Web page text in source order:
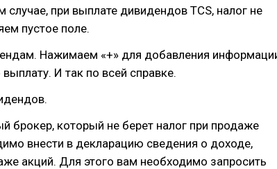
случае, при выплате дивидендов TCS, налог не
пустое поле.
Нажимаем «+» для добавления
И так по всей справке.
брокер, который не берет налог при продаже
внести в декларацию сведения о доходе,
акций. Для этого вам необходимо запросить